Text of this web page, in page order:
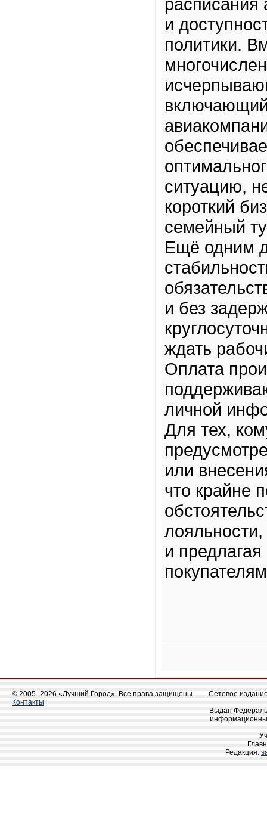
и
политики.
ситуацию,
короткий
семейный
Ещё одним
и без
ждать
Оплата
личной
Для тех,
или
что крайне
и
© 2005–2026 «Лучший Город». Все права защищены.
Контакты
Сетевое
Выдан
Редакция: